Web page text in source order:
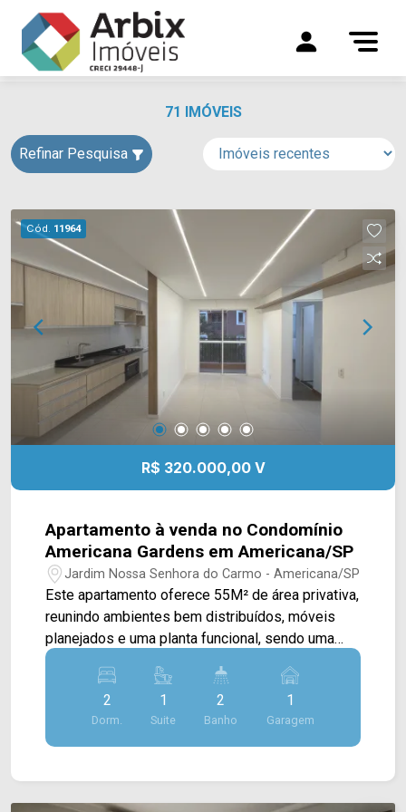
71 IMÓVEIS
Refinar Pesquisa
Cód. 11964
R$ 320.000,00 V
Apartamento à venda no Condomínio
Americana Gardens em Americana/SP
Jardim Nossa Senhora do Carmo - Americana/SP
Este apartamento oferece 55M² de área privativa,
reunindo ambientes bem distribuídos, móveis
planejados e uma planta funcional, sendo uma
excelente opção para quem busca conforto,
praticidade e qualidade de vida. A área social
conta com sala de estar e sala de jantar
integradas, criando um ambiente aconchegante e
agradável para o convívio da família. A cozinha é
2
Dorm.
1
Suite
2
Banho
1
Garagem